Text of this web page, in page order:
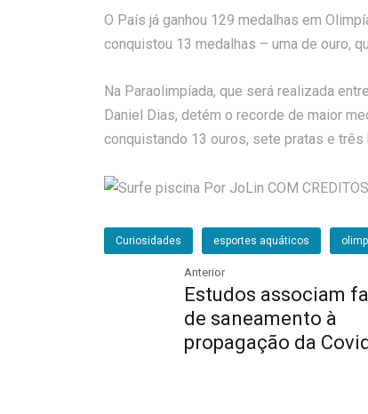
O País já ganhou 129 medalhas em
conquistou 13 medalhas – uma de ouro,
Na Paraolimpíada, que será realizada
Daniel Dias, detém o recorde de maior
conquistando 13 ouros, sete pratas e três
Curiosidades esportes aquáticos
Anterior
Estudos associam
de saneamento à
propagação da